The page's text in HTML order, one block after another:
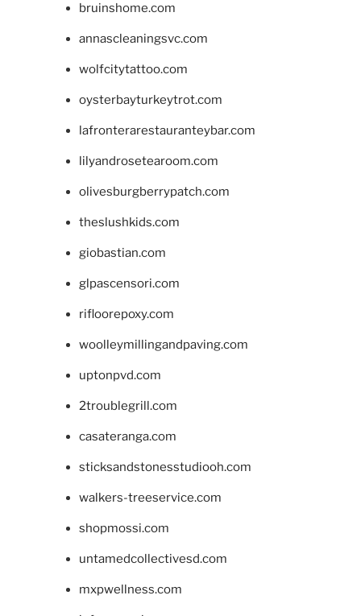
bruinshome.com
annascleaningsvc.com
wolfcitytattoo.com
oysterbayturkeytrot.com
lafronterarestauranteybar.com
lilyandrosetearoom.com
olivesburgberrypatch.com
theslushkids.com
giobastian.com
glpascensori.com
rifloorepoxy.com
woolleymillingandpaving.com
uptonpvd.com
2troublegrill.com
casateranga.com
sticksandstonesstudiooh.com
walkers-treeservice.com
shopmossi.com
untamedcollectivesd.com
mxpwellness.com